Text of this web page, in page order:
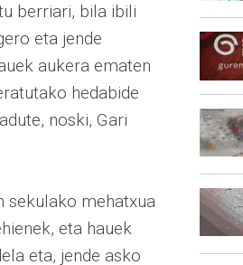
berriari, bila ibili
eta jende
aukera ematen
hedabide
noski, Gari
sekulako mehatxua
eta hauek
eta, jende asko